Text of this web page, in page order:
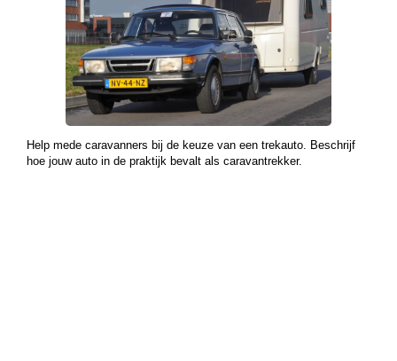
Help mede caravanners bij de keuze van een trekauto. Beschrijf
hoe jouw auto in de praktijk bevalt als caravantrekker.